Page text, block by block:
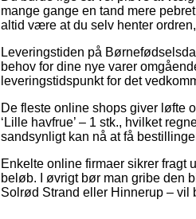
mange gange en tand mere
altid være at du selv henter
Leveringstiden på
behov for dine nye varer
leveringstidspunkt for det
De fleste online shops giver løfte
‘Lille havfrue’ – 1 stk., hvilket
sandsynligt kan nå at få
Enkelte online firmaer sikrer
beløb. I øvrigt bør man gribe den
Solrød Strand eller Hinnerup – vil